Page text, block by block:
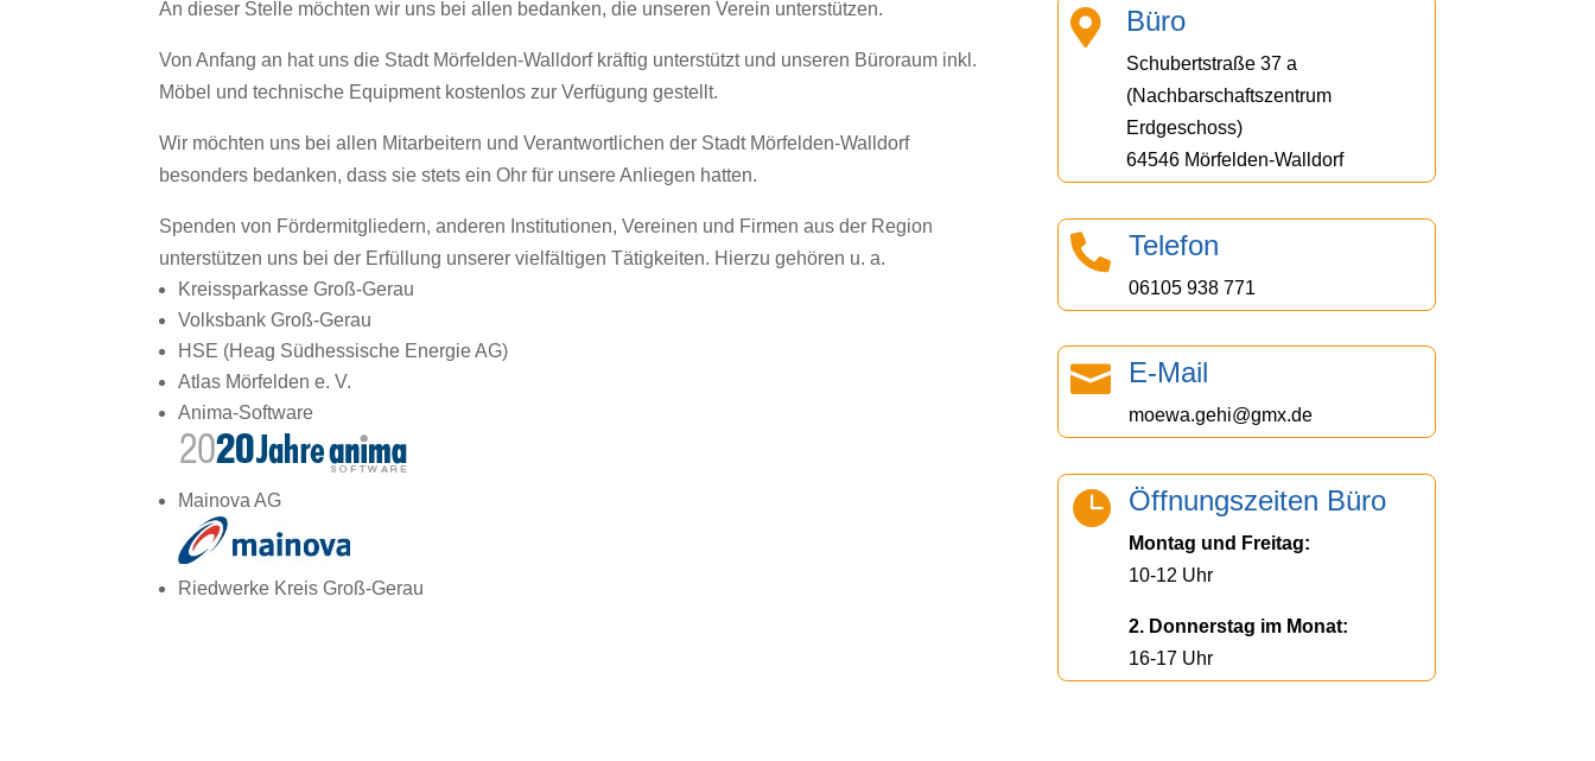
An dieser Stelle möchten wir uns bei allen bedanken, die unseren Verein unterstützen.
Von Anfang an hat uns die Stadt Mörfelden-Walldorf kräftig unterstützt und unseren Büroraum inkl.
Möbel und technische Equipment kostenlos zur Verfügung gestellt.
Wir möchten uns bei allen Mitarbeitern und Verantwortlichen der Stadt Mörfelden-Walldorf
besonders bedanken, dass sie stets ein Ohr für unsere Anliegen hatten.
Spenden von Fördermitgliedern, anderen Institutionen, Vereinen und Firmen aus der Region
unterstützen uns bei der Erfüllung unserer vielfältigen Tätigkeiten. Hierzu gehören u. a.
Kreissparkasse Groß-Gerau
Volksbank Groß-Gerau
HSE (Heag Südhessische Energie AG)
Atlas Mörfelden e. V.
Anima-Software
Mainova AG
Riedwerke Kreis Groß-Gerau
 Büro
Schubertstraße 37 a
(Nachbarschaftszentrum
Erdgeschoss)
64546 Mörfelden-Walldorf
 Telefon
06105 938 771
 E-Mail
moewa.gehi@gmx.de
 Öffnungszeiten Büro
Montag und Freitag:
10-12 Uhr
2. Donnerstag im Monat:
16-17 Uhr